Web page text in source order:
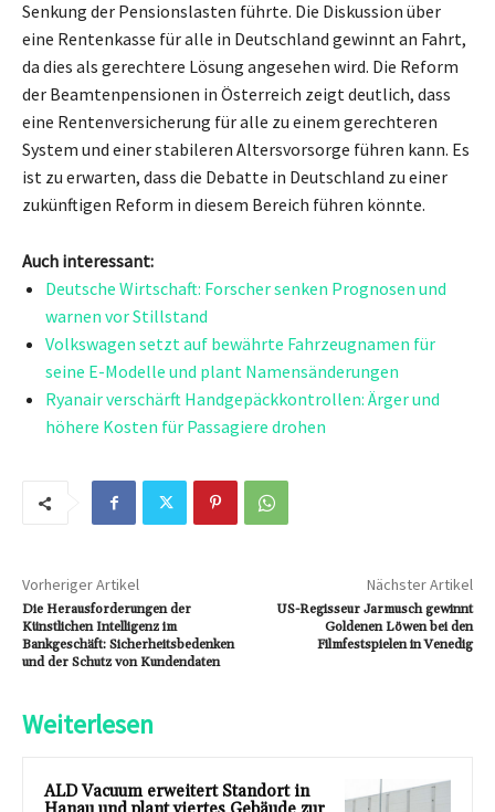
Senkung der Pensionslasten führte. Die Diskussion über
eine Rentenkasse für alle in Deutschland gewinnt an Fahrt,
da dies als gerechtere Lösung angesehen wird. Die Reform
der Beamtenpensionen in Österreich zeigt deutlich, dass
eine Rentenversicherung für alle zu einem gerechteren
System und einer stabileren Altersvorsorge führen kann. Es
ist zu erwarten, dass die Debatte in Deutschland zu einer
zukünftigen Reform in diesem Bereich führen könnte.
Auch interessant:
Deutsche Wirtschaft: Forscher senken Prognosen und
warnen vor Stillstand
Volkswagen setzt auf bewährte Fahrzeugnamen für
seine E-Modelle und plant Namensänderungen
Ryanair verschärft Handgepäckkontrollen: Ärger und
höhere Kosten für Passagiere drohen
Vorheriger Artikel
Die Herausforderungen der
Künstlichen Intelligenz im
Bankgeschäft: Sicherheitsbedenken
und der Schutz von Kundendaten
Nächster Artikel
US-Regisseur Jarmusch gewinnt
Goldenen Löwen bei den
Filmfestspielen in Venedig
Weiterlesen
ALD Vacuum erweitert Standort in